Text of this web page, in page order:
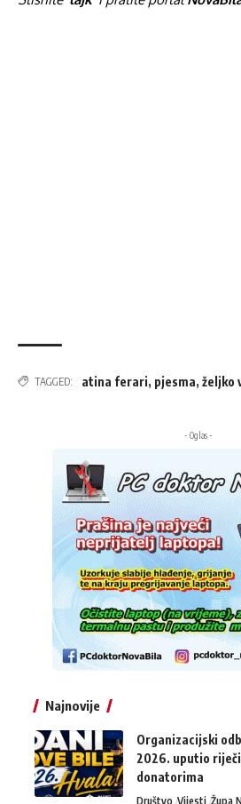
TAGGED: atina ferari, pjesma, željko
- Oglas -
Najnovije
Organizacijski
2026. uputio
donatorima
Društvo Vijesti Župa